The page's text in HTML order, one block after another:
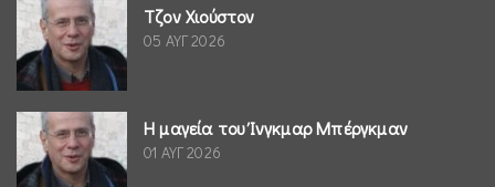
Τζον Χιούστον
05 ΑΥΓ 2026
Η μαγεία του Ίνγκμαρ Μπέργκμαν
01 ΑΥΓ 2026